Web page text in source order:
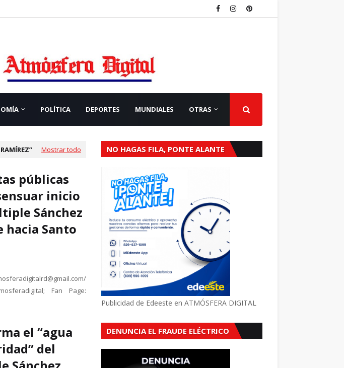
POLÍTICA DEPORTES MUNDIALES OTRAS
Mostrar todo
públicas
inicio
Sánchez
hacia Santo
Fan Page:
el “agua
del
NO HAGAS FILA, PONTE ALANTE
Publicidad de Edeeste en ATMÓSFERA DIGITAL
DENUNCIA EL FRAUDE ELÉCTRICO